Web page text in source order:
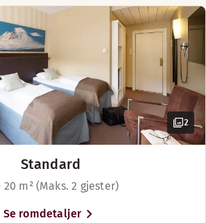
2
Standard
20 m² (Maks. 2 gjester)
Se romdetaljer